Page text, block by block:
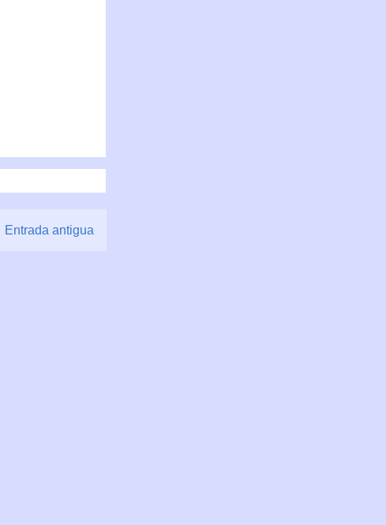
Entrada antigua